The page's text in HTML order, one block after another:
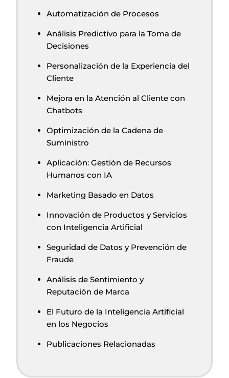
Automatización de Procesos
Análisis Predictivo para la Toma de
Decisiones
Personalización de la Experiencia del
Cliente
Mejora en la Atención al Cliente con
Chatbots
Optimización de la Cadena de
Suministro
Aplicación: Gestión de Recursos
Humanos con IA
Marketing Basado en Datos
Innovación de Productos y Servicios
con Inteligencia Artificial
Seguridad de Datos y Prevención de
Fraude
Análisis de Sentimiento y
Reputación de Marca
El Futuro de la Inteligencia Artificial
en los Negocios
Publicaciones Relacionadas